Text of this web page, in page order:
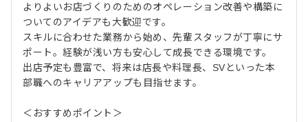
よりよいお店づくりのためのオペレーション改善や構築に
ついてのアイデアも大歓迎です。
スキルに合わせた業務から始め、先輩スタッフが丁寧にサ
ポート。経験が浅い方も安心して成長できる環境です。
出店予定も豊富で、将来は店長や料理長、SVといった本
部職へのキャリアアップも目指せます。
＜おすすめポイント＞